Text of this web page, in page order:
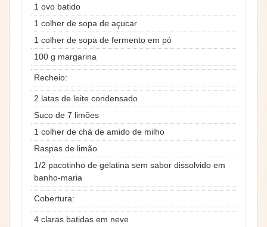
1 ovo batido
1 colher de sopa de açucar
1 colher de sopa de fermento em pó
100 g margarina
Recheio:
2 latas de leite condensado
Suco de 7 limões
1 colher de chá de amido de milho
Raspas de limão
1/2 pacotinho de gelatina sem sabor dissolvido em
banho-maria
Cobertura:
4 claras batidas em neve